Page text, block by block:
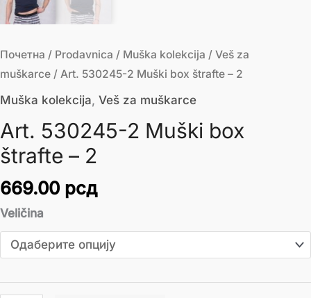
Почетна / Prodavnica / Muška kolekcija / Veš za
muškarce / Art. 530245-2 Muški box štrafte – 2
Muška kolekcija, Veš za muškarce
Art. 530245-2 Muški box
štrafte – 2
669.00 рсд
Veličina